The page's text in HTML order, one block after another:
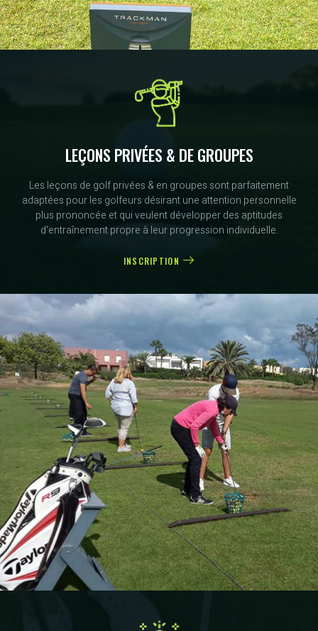
LEÇONS PRIVÉES & DE GROUPES
Les leçons de golf privées & en groupes sont parfaitement
adaptées pour les golfeurs désirant une attention personnelle
plus prononcée et qui veulent développer des aptitudes
d'entraînement propre à leur progression individuelle.
INSCRIPTION